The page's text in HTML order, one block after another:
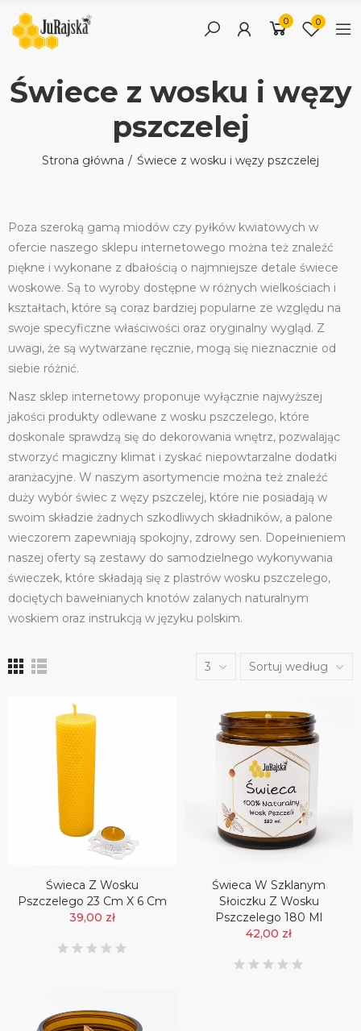
0 0
Świece z wosku i węzy
pszczelej
Strona główna Świece z wosku i węzy pszczelej
Poza szeroką gamą miodów czy pyłków kwiatowych w
ofercie naszego sklepu internetowego można też znaleźć
piękne i wykonane z dbałością o najmniejsze detale świece
woskowe. Są to wyroby dostępne w różnych wielkościach i
kształtach, które są coraz bardziej popularne ze względu na
swoje specyficzne właściwości oraz oryginalny wygląd. Z
uwagi, że są wytwarzane ręcznie, mogą się nieznacznie od
siebie różnić.
Nasz sklep internetowy proponuje wyłącznie najwyższej
jakości produkty odlewane z wosku pszczelego, które
doskonale sprawdzą się do dekorowania wnętrz, pozwalając
stworzyć magiczny klimat i zyskać niepowtarzalne dodatki
aranżacyjne. W naszym asortymencie można też znaleźć
duży wybór świec z węzy pszczelej, które nie posiadają w
swoim składzie żadnych szkodliwych składników, a palone
wieczorem zapewniają spokojny, zdrowy sen. Dopełnieniem
naszej oferty są zestawy do samodzielnego wykonywania
świeczek, które składają się z plastrów wosku pszczelego,
dociętych bawełnianych knotów zalanych naturalnym
woskiem oraz instrukcją w języku polskim.
3 Sortuj według
Świeca Z Wosku
Pszczelego 23 Cm X 6 Cm
39,00 zł
Świeca W Szklanym
Słoiczku Z Wosku
Pszczelego 180 Ml
42,00 zł